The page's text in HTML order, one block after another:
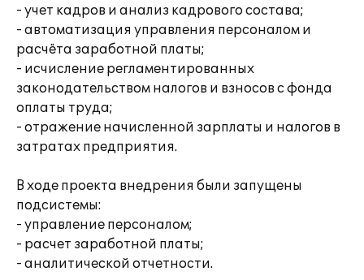
- учет кадров и анализ кадрового состава;
- автоматизация управления персоналом и
расчёта заработной платы;
- исчисление регламентированных
законодательством налогов и взносов с фонда
оплаты труда;
- отражение начисленной зарплаты и налогов в
затратах предприятия.
В ходе проекта внедрения были запущены
подсистемы:
- управление персоналом;
- расчет заработной платы;
- аналитической отчетности.